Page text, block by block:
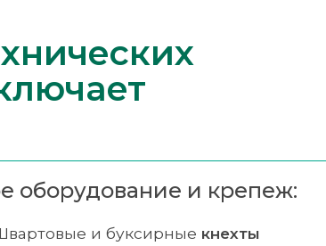
оборудование и крепеж:
и буксирные кнехты